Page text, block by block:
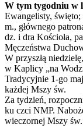
W tym tygodniu w
Ewangelisty,
m., głównego
dz. i dra Kościoła,
Męczeństwa
W przyszłą
w Kaplicy „na
Tradycyjnie 1-go
każdej Mszy św.
Za tydzień,
ku czci NMP.
wieczornej Mszy